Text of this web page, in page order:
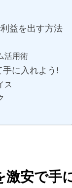
益を出す方法
活用術
手に入れよう!
ス
安で手